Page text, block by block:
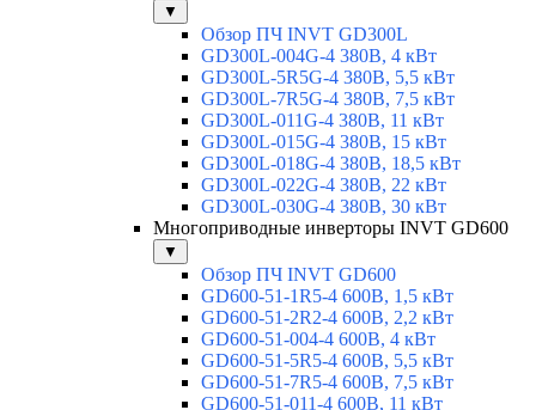
▼
Обзор ПЧ INVT GD300L
GD300L-004G-4 380В, 4 кВт
GD300L-5R5G-4 380В, 5,5 кВт
GD300L-7R5G-4 380В, 7,5 кВт
GD300L-011G-4 380В, 11 кВт
GD300L-015G-4 380В, 15 кВт
GD300L-018G-4 380В, 18,5 кВт
GD300L-022G-4 380В, 22 кВт
GD300L-030G-4 380В, 30 кВт
Многоприводные инверторы INVT GD600
▼
Обзор ПЧ INVT GD600
GD600-51-1R5-4 600В, 1,5 кВт
GD600-51-2R2-4 600В, 2,2 кВт
GD600-51-004-4 600В, 4 кВт
GD600-51-5R5-4 600В, 5,5 кВт
GD600-51-7R5-4 600В, 7,5 кВт
GD600-51-011-4 600В, 11 кВт